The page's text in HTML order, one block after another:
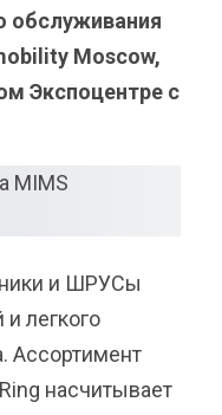
обслуживания
Moscow,
Экспоцентре с
и ШРУСы
легкого
Ассортимент
насчитывает